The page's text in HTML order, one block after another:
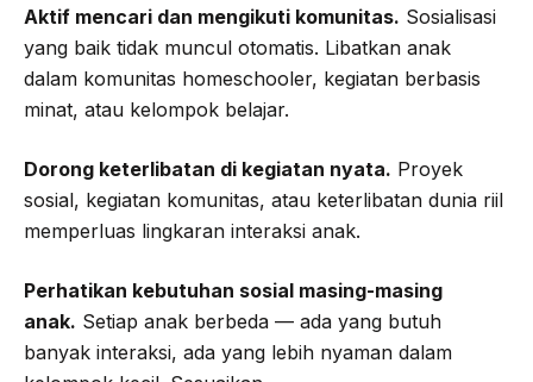
Aktif mencari dan mengikuti komunitas. Sosialisasi
yang baik tidak muncul otomatis. Libatkan anak
dalam komunitas homeschooler, kegiatan berbasis
minat, atau kelompok belajar.
Dorong keterlibatan di kegiatan nyata. Proyek
sosial, kegiatan komunitas, atau keterlibatan dunia riil
memperluas lingkaran interaksi anak.
Perhatikan kebutuhan sosial masing-masing
anak. Setiap anak berbeda — ada yang butuh
banyak interaksi, ada yang lebih nyaman dalam